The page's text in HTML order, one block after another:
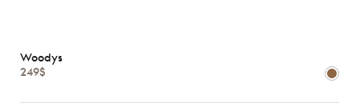
Caractéristiques
Woodys
249$